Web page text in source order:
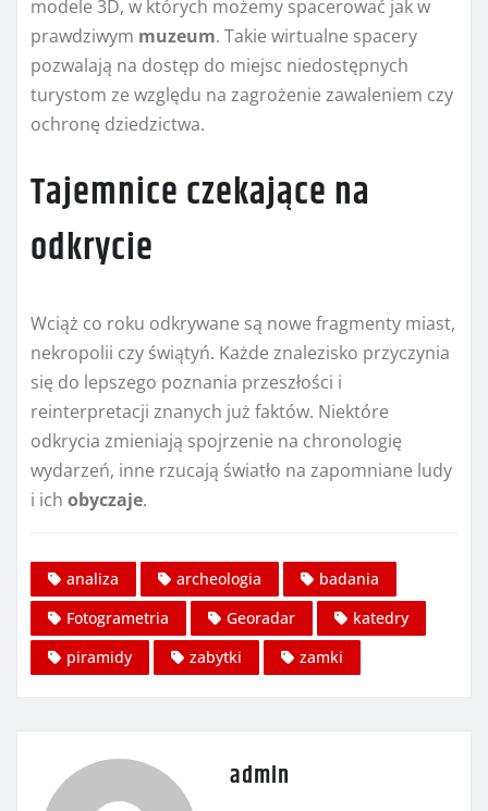
modele 3D, w których możemy spacerować jak w
prawdziwym muzeum. Takie wirtualne spacery
pozwalają na dostęp do miejsc niedostępnych
turystom ze względu na zagrożenie zawaleniem czy
ochronę dziedzictwa.
Tajemnice czekające na
odkrycie
Wciąż co roku odkrywane są nowe fragmenty miast,
nekropolii czy świątyń. Każde znalezisko przyczynia
się do lepszego poznania przeszłości i
reinterpretacji znanych już faktów. Niektóre
odkrycia zmieniają spojrzenie na chronologię
wydarzeń, inne rzucają światło na zapomniane ludy
i ich obyczaje.
analiza archeologia
badania
Fotogrametria
Georadar
katedry
piramidy
zabytki zamki
admin